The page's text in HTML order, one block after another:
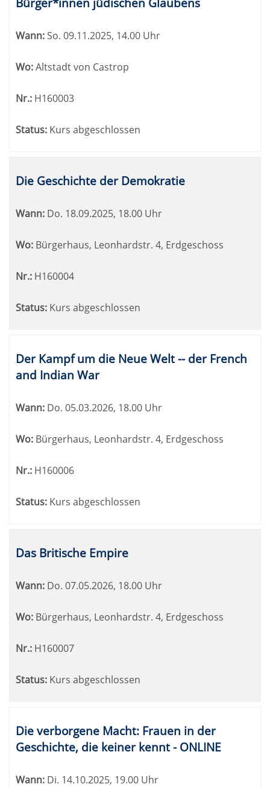
Wann:So. 09.11.2025, 14.00 Uhr
Wo:Altstadt von Castrop
Nr.: H160003
Status: Kurs abgeschlossen
Die Geschichte der Demokratie
Wann: Do. 18.09.2025, 18.00 Uhr
Wo: Bürgerhaus, Leonhardstr. 4, Erdgeschoss
Nr.: H160004
Status: Kurs abgeschlossen
Der Kampf um die Neue Welt -- der French
and Indian War
Wann: Do. 05.03.2026, 18.00 Uhr
Wo: Bürgerhaus, Leonhardstr. 4, Erdgeschoss
Nr.: H160006
Status: Kurs abgeschlossen
Das Britische Empire
Wann: Do. 07.05.2026, 18.00 Uhr
Wo: Bürgerhaus, Leonhardstr. 4, Erdgeschoss
Nr.: H160007
Status: Kurs abgeschlossen
Die verborgene Macht: Frauen in der
Geschichte, die keiner kennt - ONLINE
Wann: Di. 14.10.2025, 19.00 Uhr